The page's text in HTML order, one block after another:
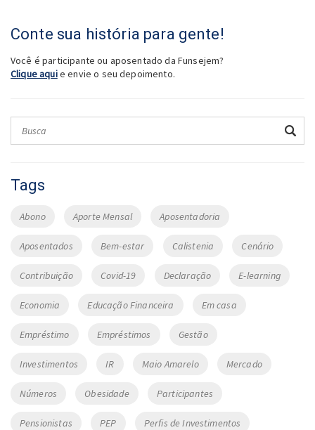
Conte sua história para gente!
Você é participante ou aposentado da Funsejem?
Clique aquie envie o seu depoimento.
Tags
Abono Aporte Mensal Aposentadoria
Aposentados Bem-estar Calistenia Cenário
Contribuição Covid-19 Declaração E-learning
Economia Educação Financeira Em casa
Empréstimo Empréstimos Gestão
Investimentos IR Maio Amarelo Mercado
Números Obesidade Participantes
Pensionistas PEP Perfis de Investimentos